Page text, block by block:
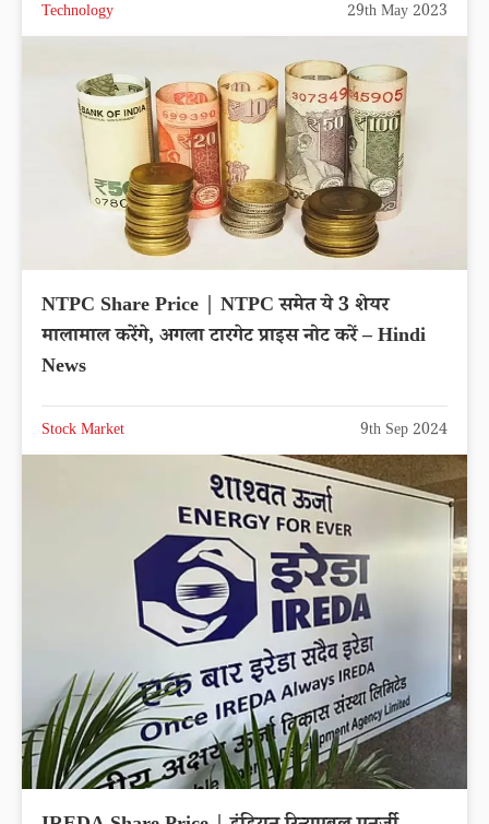
Technology 29th May 2023
NTPC Share Price | NTPC समेत ये 3 शेयर
मालामाल करेंगे, अगला टारगेट प्राइस नोट करें – Hindi
News
Stock Market 9th Sep 2024